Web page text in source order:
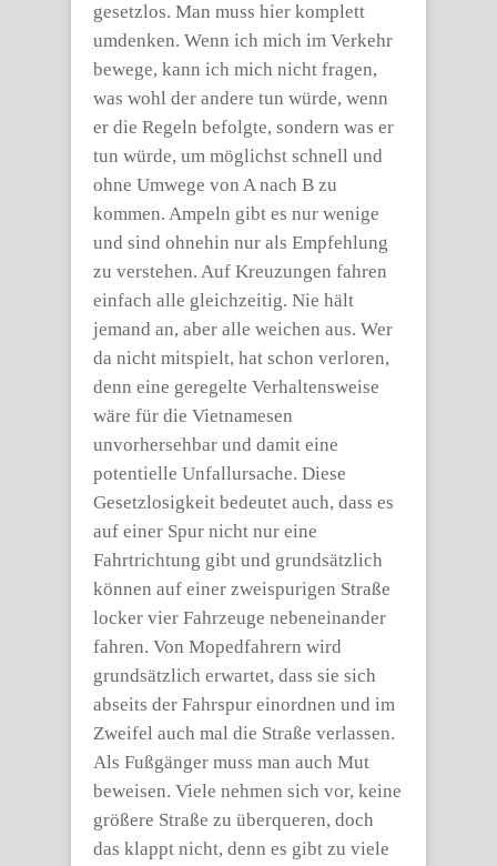
gesetzlos. Man muss hier komplett
umdenken. Wenn ich mich im Verkehr
bewege, kann ich mich nicht fragen,
was wohl der andere tun würde, wenn
er die Regeln befolgte, sondern was er
tun würde, um möglichst schnell und
ohne Umwege von A nach B zu
kommen. Ampeln gibt es nur wenige
und sind ohnehin nur als Empfehlung
zu verstehen. Auf Kreuzungen fahren
einfach alle gleichzeitig. Nie hält
jemand an, aber alle weichen aus. Wer
da nicht mitspielt, hat schon verloren,
denn eine geregelte Verhaltensweise
wäre für die Vietnamesen
unvorhersehbar und damit eine
potentielle Unfallursache. Diese
Gesetzlosigkeit bedeutet auch, dass es
auf einer Spur nicht nur eine
Fahrtrichtung gibt und grundsätzlich
können auf einer zweispurigen Straße
locker vier Fahrzeuge nebeneinander
fahren. Von Mopedfahrern wird
grundsätzlich erwartet, dass sie sich
abseits der Fahrspur einordnen und im
Zweifel auch mal die Straße verlassen.
Als Fußgänger muss man auch Mut
beweisen. Viele nehmen sich vor, keine
größere Straße zu überqueren, doch
das klappt nicht, denn es gibt zu viele